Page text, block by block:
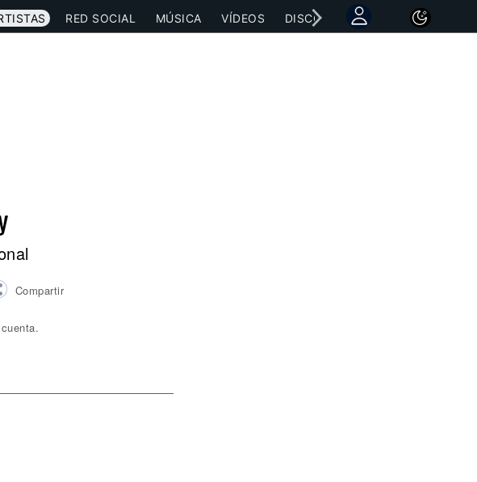
RED SOCIAL MÚSICA VÍDEOS DISCOGRAFÍAS CONCIERTOS
Compartir